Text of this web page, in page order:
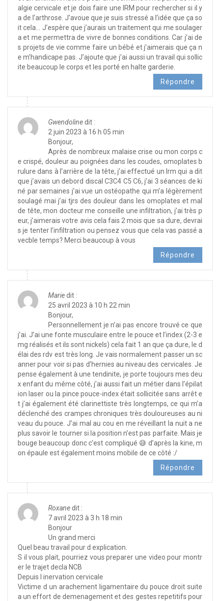
algie cervicale et je dois faire une IRM pour rechercher si il y
a de l’arthrose. J’avoue que je suis stressé a l’idée que ça so
it cela… J’espère que j’aurais un traitement qui me soulager
a et me permettra de vivre de bonnes conditions. Car j’ai de
s projets de vie comme faire un bébé et j’aimerais que ça n
e m’handicape pas. J’ajoute que j’ai aussi un travail qui sollic
ite beaucoup le corps et les porté en halte garderie.
Répondre
Gwendolinedit :
2 juin 2023 à 16 h 05 min
Bonjour,
Après de nombreux malaise crise ou mon corps c
e crispé, douleur au poignées dans les coudes, omoplates b
rulure dans à l’arrière de la tête, j’ai effectué un Irm qui a dit
que j’avais un debord discal C3C4 C5 C6, j’ai 3 séances de ki
né par semaines j’ai vue un ostéopathe qui m’a légèrement
soulagé mai j’ai tjrs des douleur dans les omoplates et mal
de tête, mon docteur me conseille une infiltration, j’ai très p
eur, j’aimerais votre avis cela fais 2 mois que sa dure, devrai
s je tenter l’infiltration ou pensez vous que cela vas passé a
vecble temps? Merci beaucoup à vous
Répondre
Mariedit :
25 avril 2023 à 10 h 22 min
Bonjour,
Personnellement je n’ai pas encore trouvé ce que
j’ai. J’ai une fonte musculaire entre le pouce et l’index (2-3 e
mg réalisés et ils sont nickels) cela fait 1 an que ça dure, le d
élai des rdv est très long. Je vais normalement passer un sc
anner pour voir si pas d’hernies au niveau des cervicales. Je
pense également à une tendinite, je porte toujours mes deu
x enfant du même côté, j’ai aussi fait un métier dans l’épilat
ion laser ou la pince pouce-index était sollicitée sans arrêt e
t j’ai également été clarinettiste très longtemps, ce qui m’a
déclenché des crampes chroniques très douloureuses au ni
veau du pouce. J’ai mal au cou en me réveillant la nuit a ne
plus savoir le tourner si la position n’est pas parfaite. Mais je
bouge beaucoup donc c’est compliqué 😅 d’après la kine, m
on épaule est également moins mobile de ce côté :/
Répondre
Roxanedit :
7 avril 2023 à 3 h 18 min
Bonjour
Un grand merci
Quel beau travail pour d explication.
S il vous plait, pourriez vous preparer une video pour montr
er le trajet decla NCB
Depuis l inervation cervicale
Victime d un arachement ligamentaire du pouce droit suite
a un effort de demenagement et des gestes repetitifs pour